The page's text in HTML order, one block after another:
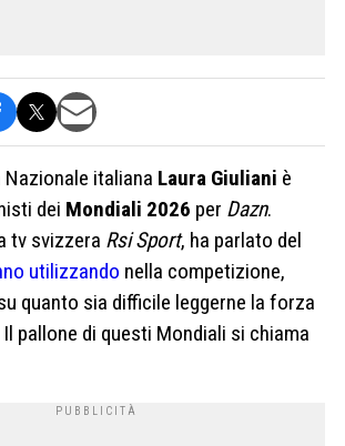
italiana Laura Giuliani è
dei Mondiali 2026 per Dazn.
tv svizzera Rsi Sport, ha parlato del
utilizzando nella competizione,
quanto sia difficile leggerne la forza
pallone di questi Mondiali si chiama